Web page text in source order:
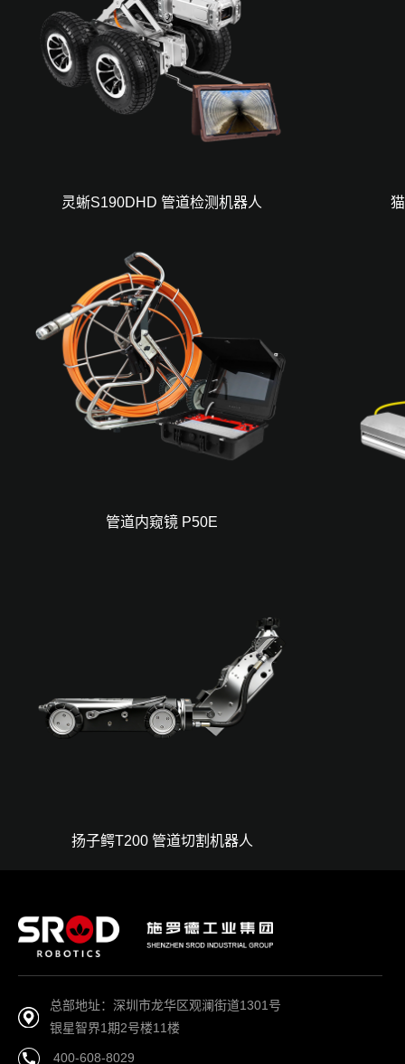
灵蜥S190DHD 管道检测机器人
管道内窥镜 P50E
扬子鳄T200 管道切割机器人
总部地址：深圳市龙华区观澜街道1301号
银星智界1期2号楼11楼
400-608-8029